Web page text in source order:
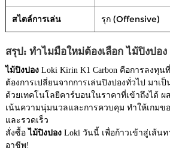
สไตล์การเล่น รุก (Offensive)
สรุป: ทำไมมือใหม่ต้องเลือก ไม้ปิงปอ
ไม้ปิงปอง Loki Kirin K1 Carbon คือการลงทุ
ต้องการเปลี่ยนจากการเล่นปิงปองทั่วไป มาเ
ด้วยเทคโนโลยีคาร์บอนในราคาที่เข้าถึงได้
เน้นความนุ่มนวลและการควบคุม ทำให้เกม
และรวดเร็ว
สั่งซื้อ ไม้ปิงปอง Loki วันนี้ เพื่อก้าวเข้าสู่เส้น
อาชีพ!